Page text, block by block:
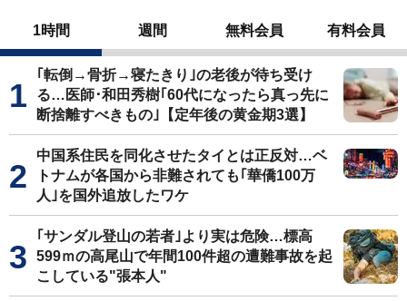
1時間 週間 無料会員 有料会員
｢転倒→骨折→寝たきり｣の老後が待ち受け
る…医師･和田秀樹｢60代になったら真っ先に
断捨離すべきもの｣【定年後の黄金期3選】
中国系住民を同化させたタイとは正反対…ベ
トナムが各国から非難されても｢華僑100万
人｣を国外追放したワケ
｢サンダル登山の若者｣より実は危険…標高
599ｍの高尾山で年間100件超の遭難事故を起
こしている"張本人"